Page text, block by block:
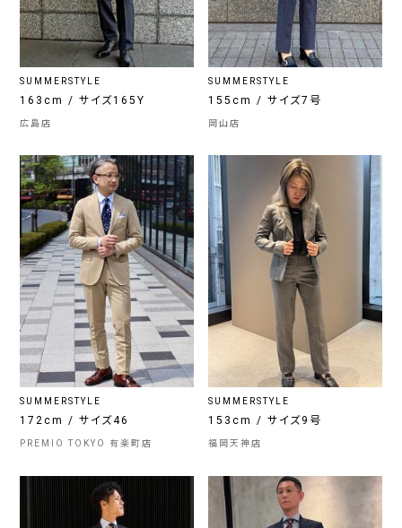
SUMMERSTYLE
163cm / サイズ165Y
広島店
SUMMERSTYLE
155cm / サイズ7号
岡山店
SUMMERSTYLE
172cm / サイズ46
PREMIO TOKYO 有楽町店
SUMMERSTYLE
153cm / サイズ9号
福岡天神店